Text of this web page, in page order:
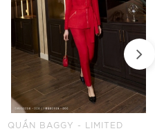
CHÂN VÁY ÔM - LIMITED